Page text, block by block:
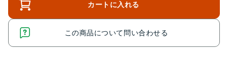
カートに入れる
この商品について問い合わせる